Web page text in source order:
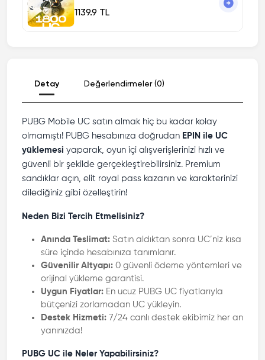
1139.9 TL
Detay Değerlendirmeler (0)
PUBG Mobile UC satın almak hiç bu kadar kolay
olmamıştı! PUBG hesabınıza doğrudan EPIN ile UC
yüklemesi yaparak, oyun içi alışverişlerinizi hızlı ve
güvenli bir şekilde gerçekleştirebilirsiniz. Premium
sandıklar açın, elit royal pass kazanın ve karakterinizi
dilediğiniz gibi özelleştirin!
Neden Bizi Tercih Etmelisiniz?
Anında Teslimat: Satın aldıktan sonra UC’niz kısa
süre içinde hesabınıza tanımlanır.
Güvenilir Altyapı: 0 güvenli ödeme yöntemleri ve
orijinal yükleme garantisi.
Uygun Fiyatlar: En ucuz PUBG UC fiyatlarıyla
bütçenizi zorlamadan UC yükleyin.
Destek Hizmeti: 7/24 canlı destek ekibimiz her an
yanınızda!
PUBG UC ile Neler Yapabilirsiniz?